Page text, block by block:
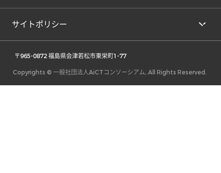
サイトポリシー
〒965-0872 福島県会津若松市東栄町1-77
Copyrights © 一般社団法人AiCTコンソーシアム, All Rights Reserved.